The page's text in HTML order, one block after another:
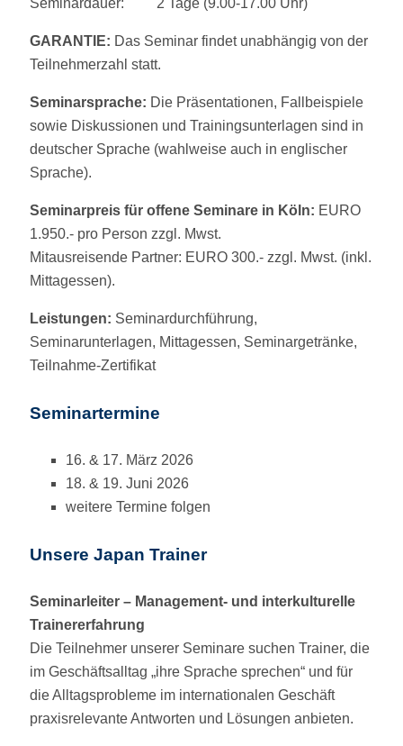
Seminardauer: 2 Tage (9.00-17.00 Uhr)
GARANTIE: Das Seminar findet unabhängig von der
Teilnehmerzahl statt.
Seminarsprache: Die Präsentationen, Fallbeispiele
sowie Diskussionen und Trainingsunterlagen sind in
deutscher Sprache (wahlweise auch in englischer
Sprache).
Seminarpreis für offene Seminare in Köln: EURO
1.950.- pro Person zzgl. Mwst.
Mitausreisende Partner: EURO 300.- zzgl. Mwst. (inkl.
Mittagessen).
Leistungen: Seminardurchführung,
Seminarunterlagen, Mittagessen, Seminargetränke,
Teilnahme-Zertifikat
Seminartermine
16. & 17. März 2026
18. & 19. Juni 2026
weitere Termine folgen
Unsere Japan Trainer
Seminarleiter – Management- und interkulturelle
Trainererfahrung
Die Teilnehmer unserer Seminare suchen Trainer, die
im Geschäftsalltag „ihre Sprache sprechen“ und für
die Alltagsprobleme im internationalen Geschäft
praxisrelevante Antworten und Lösungen anbieten.